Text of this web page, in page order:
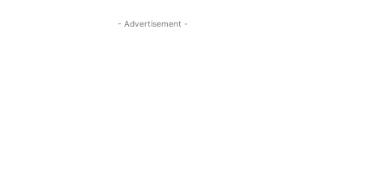
- Advertisement -